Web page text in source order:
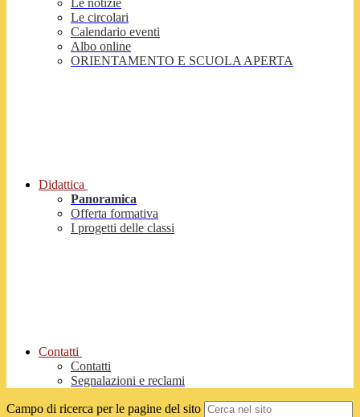
Le notizie
Le circolari
Calendario eventi
Albo online
ORIENTAMENTO E SCUOLA APERTA
Didattica
Panoramica
Offerta formativa
I progetti delle classi
Contatti
Contatti
Segnalazioni e reclami
Campo di ricerca per le pagine del sito